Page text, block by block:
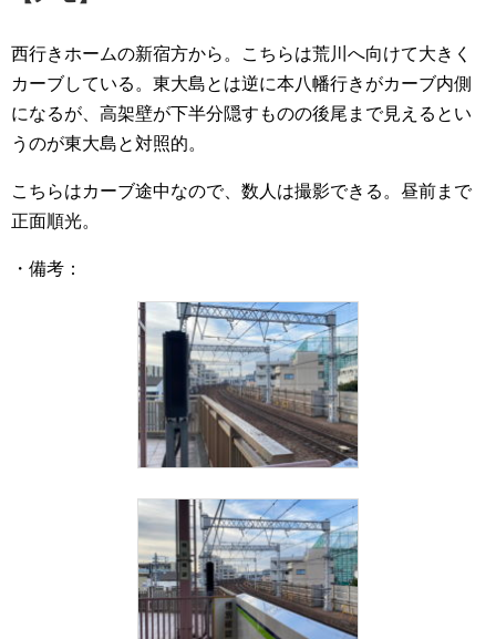
西行きホームの新宿方から。こちらは荒川へ向けて大きく
カーブしている。東大島とは逆に本八幡行きがカーブ内側
になるが、高架壁が下半分隠すものの後尾まで見えるとい
うのが東大島と対照的。
こちらはカーブ途中なので、数人は撮影できる。昼前まで
正面順光。
・備考：